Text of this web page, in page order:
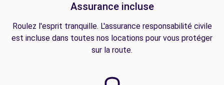
Assurance incluse
Roulez l'esprit tranquille. L'assurance responsabilité civile
est incluse dans toutes nos locations pour vous protéger
sur la route.